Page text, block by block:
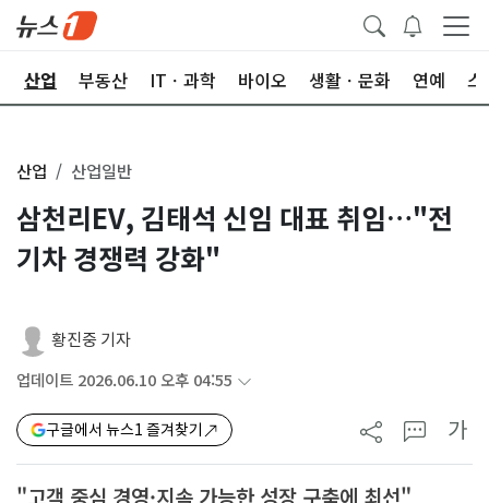
산업 부동산 ITㆍ과학 바이오 생활ㆍ문화 연예 스
산업 산업일반
삼천리EV, 김태석 신임 대표 취임…"전
기차 경쟁력 강화"
황진중 기자
업데이트 2026.06.10 오후 04:55
구글에서 뉴스1 즐겨찾기 가
"고객 중심 경영·지속 가능한 성장 구축에 최선"